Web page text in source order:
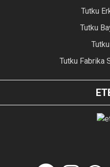
Tutku
Tutku
Tutku Fabrika